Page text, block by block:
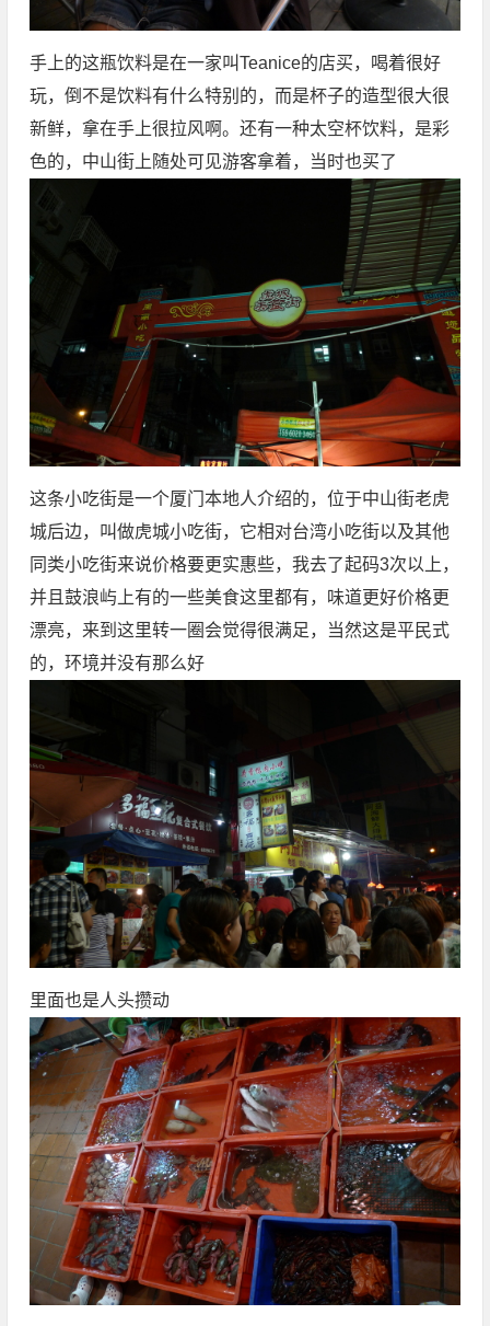
手上的这瓶饮料是在一家叫Teanice的店买，喝着很好
玩，倒不是饮料有什么特别的，而是杯子的造型很大很
新鲜，拿在手上很拉风啊。还有一种太空杯饮料，是彩
色的，中山街上随处可见游客拿着，当时也买了
这条小吃街是一个厦门本地人介绍的，位于中山街老虎
城后边，叫做虎城小吃街，它相对台湾小吃街以及其他
同类小吃街来说价格要更实惠些，我去了起码3次以上，
并且鼓浪屿上有的一些美食这里都有，味道更好价格更
漂亮，来到这里转一圈会觉得很满足，当然这是平民式
的，环境并没有那么好
里面也是人头攒动